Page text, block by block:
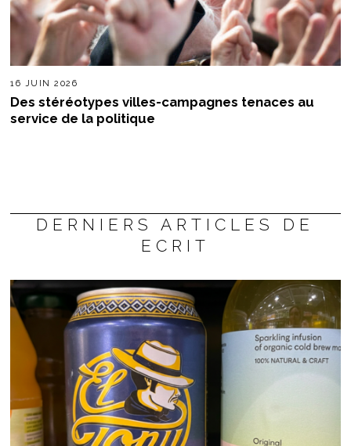
16 JUIN 2026
Des stéréotypes villes-campagnes tenaces au
service de la politique
DERNIERS ARTICLES DE
ECRIT